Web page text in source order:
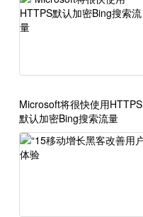
Microsoft将很快使用HTTPS
默认加密Bing搜索流量